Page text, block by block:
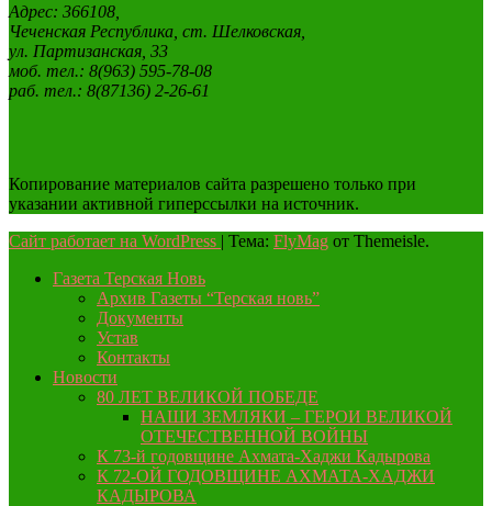
Адрес: 366108,
Чеченская Республика, ст. Шелковская,
ул. Партизанская, 33
моб. тел.: 8(963) 595-78-08
раб. тел.: 8(87136) 2-26-61
Копирование материалов сайта разрешено только при
указании активной гиперссылки на источник.
Сайт работает на WordPress | Тема: FlyMag от Themeisle.
Газета Терская Новь
Архив Газеты “Терская новь”
Документы
Устав
Контакты
Новости
80 ЛЕТ ВЕЛИКОЙ ПОБЕДЕ
НАШИ ЗЕМЛЯКИ – ГЕРОИ ВЕЛИКОЙ
ОТЕЧЕСТВЕННОЙ ВОЙНЫ
К 73-й годовщине Ахмата-Хаджи Кадырова
К 72-ОЙ ГОДОВЩИНЕ АХМАТА-ХАДЖИ
КАДЫРОВА